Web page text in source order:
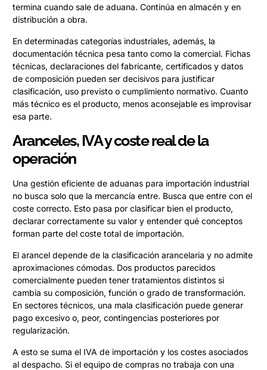
termina cuando sale de aduana. Continúa en almacén y en
distribución a obra.
En determinadas categorías industriales, además, la
documentación técnica pesa tanto como la comercial. Fichas
técnicas, declaraciones del fabricante, certificados y datos
de composición pueden ser decisivos para justificar
clasificación, uso previsto o cumplimiento normativo. Cuanto
más técnico es el producto, menos aconsejable es improvisar
esa parte.
Aranceles, IVA y coste real de la
operación
Una gestión eficiente de aduanas para importación industrial
no busca solo que la mercancía entre. Busca que entre con el
coste correcto. Esto pasa por clasificar bien el producto,
declarar correctamente su valor y entender qué conceptos
forman parte del coste total de importación.
El arancel depende de la clasificación arancelaria y no admite
aproximaciones cómodas. Dos productos parecidos
comercialmente pueden tener tratamientos distintos si
cambia su composición, función o grado de transformación.
En sectores técnicos, una mala clasificación puede generar
pago excesivo o, peor, contingencias posteriores por
regularización.
A esto se suma el IVA de importación y los costes asociados
al despacho. Si el equipo de compras no trabaja con una